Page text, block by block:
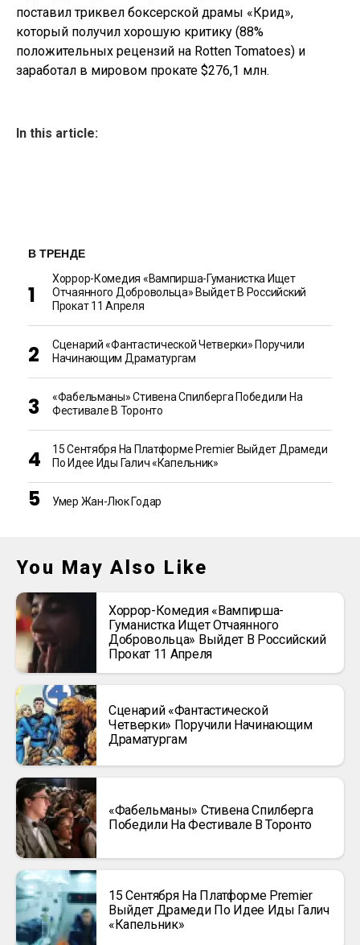
поставил триквел боксерской драмы «Крид»,
который получил хорошую критику (88%
положительных рецензий на Rotten Tomatoes) и
заработал в мировом прокате $276,1 млн.
In this article:
В ТРЕНДЕ
Хоррор-Комедия «Вампирша-Гуманистка Ищет
Отчаянного Добровольца» Выйдет В Российский
Прокат 11 Апреля
Сценарий «Фантастической Четверки» Поручили
Начинающим Драматургам
«Фабельманы» Стивена Спилберга Победили На
Фестивале В Торонто
15 Сентября На Платформе Premier Выйдет Драмеди
По Идее Иды Галич «Капельник»
Умер Жан-Люк Годар
You May Also Like
Хоррор-Комедия «Вампирша-
Гуманистка Ищет Отчаянного
Добровольца» Выйдет В Российский
Прокат 11 Апреля
Сценарий «Фантастической
Четверки» Поручили Начинающим
Драматургам
«Фабельманы» Стивена Спилберга
Победили На Фестивале В Торонто
15 Сентября На Платформе Premier
Выйдет Драмеди По Идее Иды Галич
«Капельник»